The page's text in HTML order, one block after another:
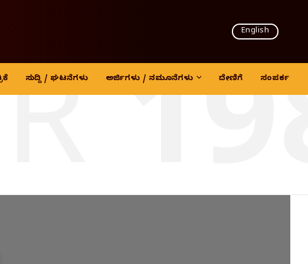
English
ಸುದ್ದಿ / ಘಟನೆಗಳು ಅರ್ಜಿಗಳು / ನಮೂನೆಗಳು ದೇಣಿಗೆ ಸಂಪರ್ಕ